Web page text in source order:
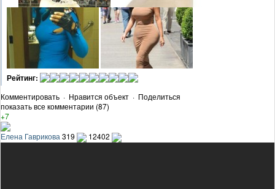
Рейтинг:
Комментировать · Нравится объект · Поделиться
показать все комментарии (87)
+7
Елена Гаврикова319 12402